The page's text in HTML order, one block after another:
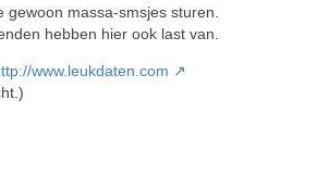
gewoon massa-smsjes sturen.
hebben hier ook last van.
www.leukdaten.com